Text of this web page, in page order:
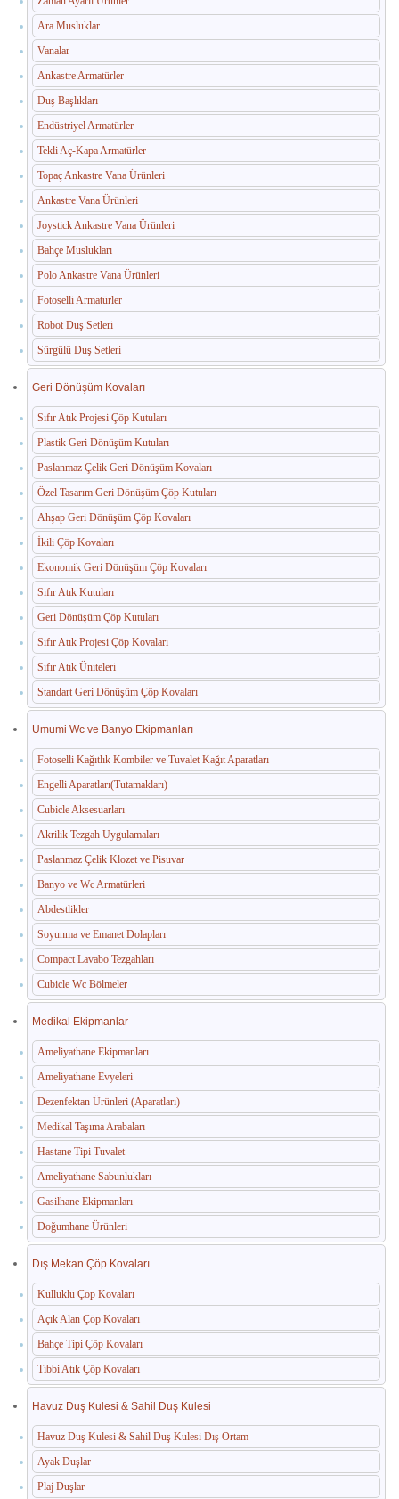
Dış Mekan Çöp Kovaları
Küllükler ve Sigara Atık Üniteleri
El Kurutma Makineleri
🔐 En Güvenilir Adres
Fotoselli Kağıt Havluluklar
Sabunluklar
Otel Ekipmanları
Umumi Wc ve Banyo Ekipmanları
Havuz Duş Kulesi & Sahil Duş Kulesi
Açık Alan Su Çeşmesi(Sebil)
Medikal Ekipmanlar
Paslanmaz Havuz Ekipmanları
🛒 TEKLIF SEPETIM
İLETIŞIM
Ara Musluklar
Vanalar
Ankastre Armatürler
Duş Başlıkları
Endüstriyel Armatürler
Tekli Aç-Kapa Armatürler
Topaç Ankastre Vana Ürünleri
Ankastre Vana Ürünleri
Joystick Ankastre Vana Ürünleri
Bahçe Muslukları
Polo Ankastre Vana Ürünleri
Fotoselli Armatürler
Robot Duş Setleri
Sürgülü Duş Setleri
Geri Dönüşüm Kovaları
Sıfır Atık Projesi Çöp Kutuları
Plastik Geri Dönüşüm Kutuları
Paslanmaz Çelik Geri Dönüşüm Kovaları
Özel Tasarım Geri Dönüşüm Çöp Kutuları
Ahşap Geri Dönüşüm Çöp Kovaları
İkili Çöp Kovaları
Ekonomik Geri Dönüşüm Çöp Kovaları
Sıfır Atık Kutuları
Geri Dönüşüm Çöp Kutuları
Sıfır Atık Projesi Çöp Kovaları
Sıfır Atık Üniteleri
Standart Geri Dönüşüm Çöp Kovaları
Umumi Wc ve Banyo Ekipmanları
Fotoselli Kağıtlık Kombiler ve Tuvalet Kağıt Aparatları
Engelli Aparatları(Tutamakları)
Cubicle Aksesuarları
Akrilik Tezgah Uygulamaları
Paslanmaz Çelik Klozet ve Pisuvar
Banyo ve Wc Armatürleri
Abdestlikler
Soyunma ve Emanet Dolapları
Compact Lavabo Tezgahları
Cubicle Wc Bölmeler
Medikal Ekipmanlar
Ameliyathane Ekipmanları
Ameliyathane Evyeleri
Dezenfektan Ürünleri (Aparatları)
Medikal Taşıma Arabaları
Hastane Tipi Tuvalet
Ameliyathane Sabunlukları
Gasilhane Ekipmanları
Doğumhane Ürünleri
Dış Mekan Çöp Kovaları
Küllüklü Çöp Kovaları
Açık Alan Çöp Kovaları
Bahçe Tipi Çöp Kovaları
Tıbbi Atık Çöp Kovaları
Havuz Duş Kulesi & Sahil Duş Kulesi
Havuz Duş Kulesi & Sahil Duş Kulesi Dış Ortam
Ayak Duşlar
Plaj Duşlar